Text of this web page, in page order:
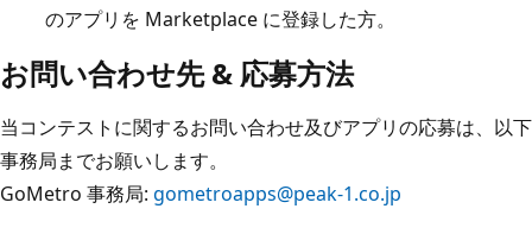
のアプリを Marketplace に登録した方。
お問い合わせ先 & 応募方法
当コンテストに関するお問い合わせ及びアプリの応募は、以下
事務局までお願いします。
GoMetro 事務局: gometroapps@peak-1.co.jp